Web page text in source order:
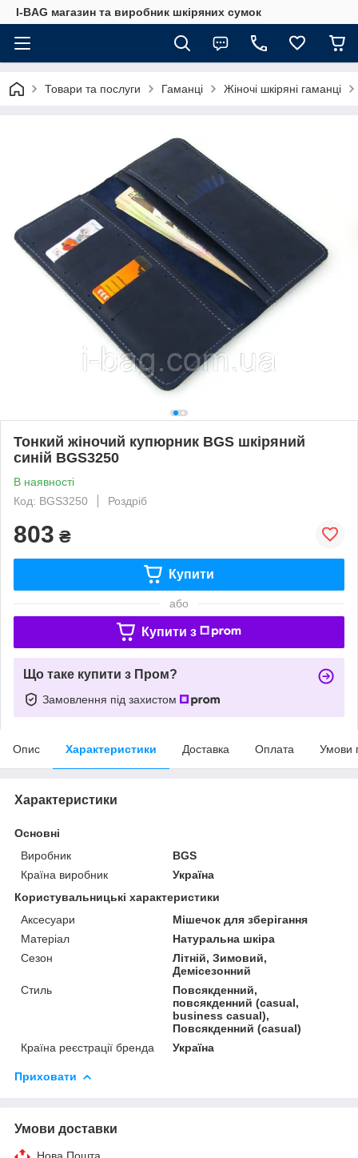
I-BAG магазин та виробник шкіряних сумок
Товари та послуги Гаманці Жіночі шкіряні гаманці
Тонкий жіночий купюрник BGS шкіряний
синій BGS3250
В наявності
Код: BGS3250
Роздріб
803 ₴
Купити
або
Купити з
Що таке купити з Пром?
Замовлення під захистом
Опис Характеристики Доставка Оплата Умови
Характеристики
Основні
Виробник
BGS
Країна виробник
Україна
Користувальницькі характеристики
Аксесуари
Мішечок для зберігання
Матеріал
Натуральна шкіра
Сезон
Літній, Зимовий,
Демісезонний
Стиль
Повсякденний,
повсякденний (casual,
business casual),
Повсякденний (casual)
Країна реєстрації бренда
Україна
Приховати
Умови доставки
Нова Пошта